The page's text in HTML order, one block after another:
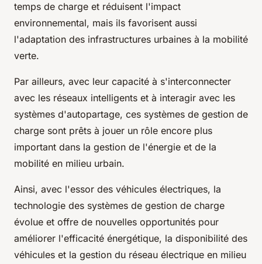
temps de charge et réduisent l'impact
environnemental, mais ils favorisent aussi
l'adaptation des infrastructures urbaines à la mobilité
verte.
Par ailleurs, avec leur capacité à s'interconnecter
avec les réseaux intelligents et à interagir avec les
systèmes d'autopartage, ces systèmes de gestion de
charge sont prêts à jouer un rôle encore plus
important dans la gestion de l'énergie et de la
mobilité en milieu urbain.
Ainsi, avec l'essor des véhicules électriques, la
technologie des systèmes de gestion de charge
évolue et offre de nouvelles opportunités pour
améliorer l'efficacité énergétique, la disponibilité des
véhicules et la gestion du réseau électrique en milieu